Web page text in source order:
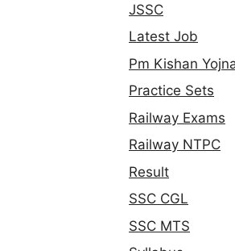
JSSC
Latest Job
Pm Kishan
Practice Sets
Railway Exams
Railway NTPC
Result
SSC CGL
SSC MTS